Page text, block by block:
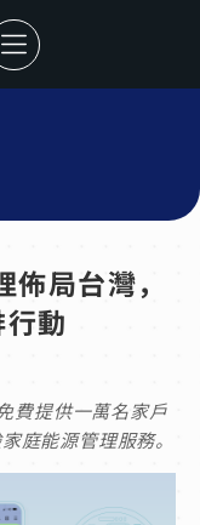
局台灣，
動
費提供一萬名家戶
庭能源管理服務。